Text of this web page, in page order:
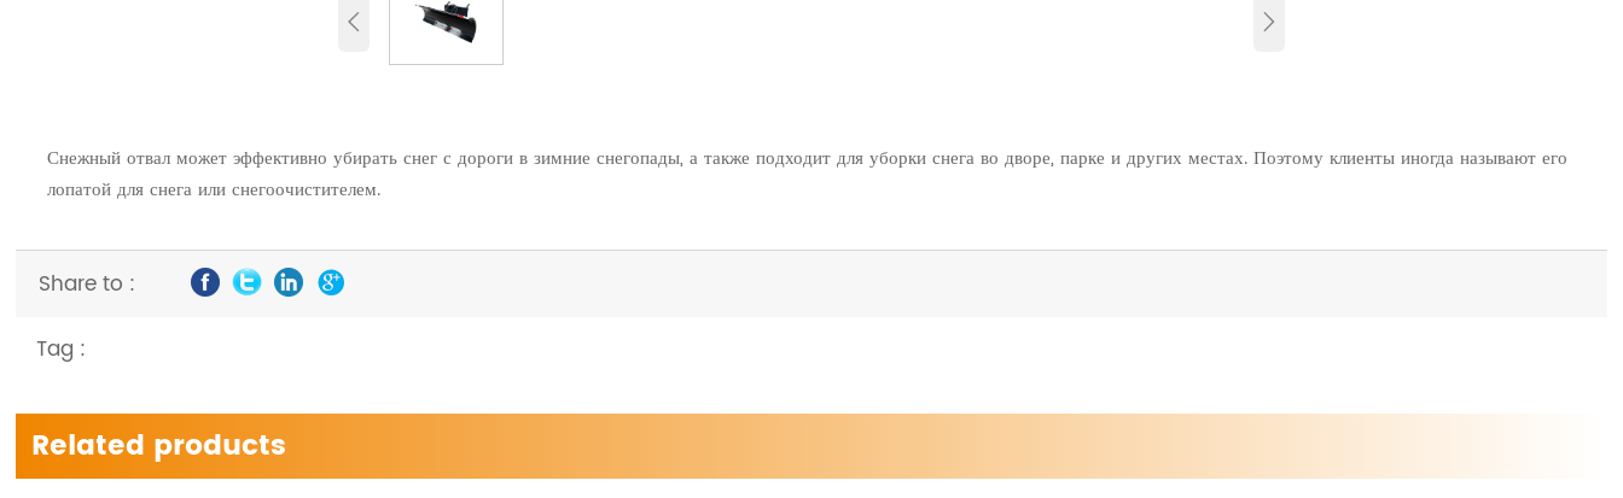
 
Снежный отвал может эффективно убирать снег с дороги в зимние снегопады, а также подходит для уборки снега во дворе, парке и других местах. Поэтому клиенты иногда называют его
лопатой для снега или снегоочистителем.
Share to :
Tag :
Related products